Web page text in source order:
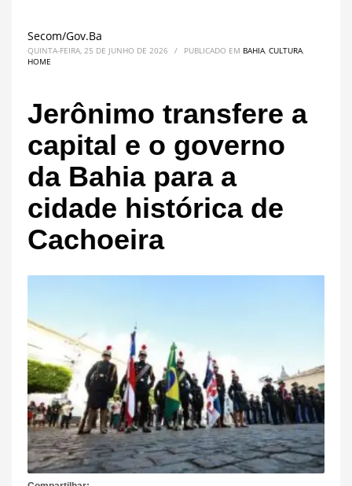
Secom/Gov.Ba
QUINTA-FEIRA, 25 DE JUNHO DE 2026 / PUBLICADO EM BAHIA, CULTURA,
HOME
Jerônimo transfere a
capital e o governo
da Bahia para a
cidade histórica de
Cachoeira